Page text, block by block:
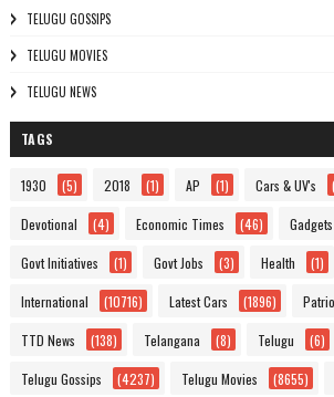
TELUGU GOSSIPS
TELUGU MOVIES
TELUGU NEWS
TAGS
1930 (5) 2018 (1) AP (1) Cars & UV's
Devotional (4) Economic Times (46) Gadgets
Govt Initiatives (1) Govt Jobs (3) Health (1)
International (10716) Latest Cars (1896)
TTD News (138) Telangana (8) Telugu (6)
Telugu Gossips (4237) Telugu Movies (8655)